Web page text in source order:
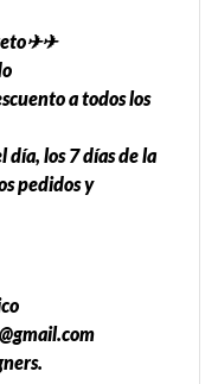
a todos los
día, los 7 días de la
pedidos y